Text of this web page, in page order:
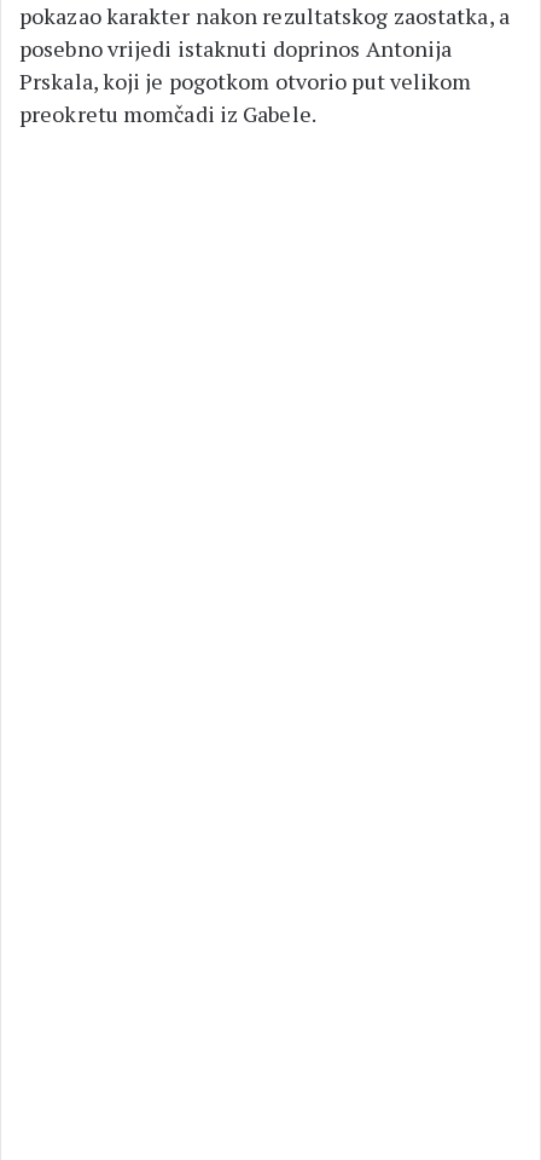
pokazao karakter nakon rezultatskog zaostatka, a
posebno vrijedi istaknuti doprinos Antonija
Prskala, koji je pogotkom otvorio put velikom
preokretu momčadi iz Gabele.